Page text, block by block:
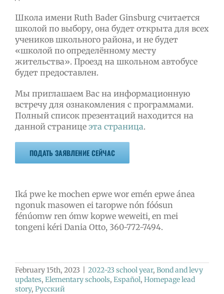
Школа имени Ruth Bader Ginsburg считается
школой по выбору, она будет открыта для всех
учеников школьного района, и не будет
«школой по определённому месту
жительства». Проезд на школьном автобусе
будет предоставлен.
Мы приглашаем Вас на информационную
встречу для ознакомления с программами.
Полный список презентаций находится на
данной странице эта страница.
ПОДАТЬ ЗАЯВЛЕНИЕ СЕЙЧАС
Iká pwe ke mochen epwe wor emén epwe ánea
ngonuk masowen ei taropwe nón fóósun
fénúomw ren ómw kopwe weweiti, en mei
tongeni kéri Dania Otto, 360-772-7494.
February 15th, 2023 2022-23 school year, Bond and levy
updates, Elementary schools, Español, Homepage lead
story, Русский